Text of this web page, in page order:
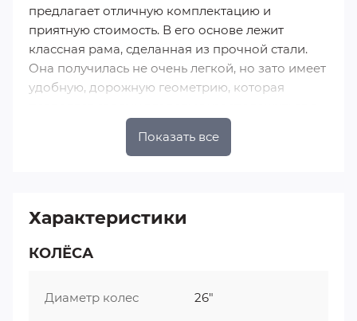
предлагает отличную комплектацию и
приятную стоимость. В его основе лежит
классная рама, сделанная из прочной стали.
Она получилась не очень легкой, но зато имеет
удобную, дорожную геометрию, которая
мягком сиденье с максимальным комфортом.
Диаметр колеса составляет 26 дюймов,
поверхностью и низкое сопротивление
переключателя Shimano, поэтому можно
переключение. Благодаря отличному
Показать все
Характеристики
КОЛЁСА
Диаметр колес 26"